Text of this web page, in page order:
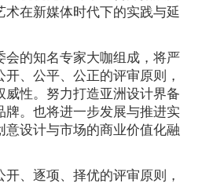
术在新媒体时代下的实践与延
会的知名专家大咖组成，将严
、公平、公正的评审原则，
威性。努力打造亚洲设计界备
牌。也将进一步发展与推进实
意设计与市场的商业价值化融
、逐项、择优的评审原则，